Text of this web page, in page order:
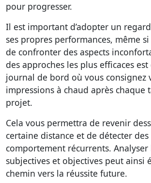
pour progresser.
Il est important d’adopter un regard
ses propres performances, même
de confronter des aspects
des approches les plus efficaces est
journal de bord où vous consignez
impressions à chaud après chaque
projet.
Cela vous permettra de revenir
certaine distance et de détecter des
comportement récurrents. Analyser
subjectives et objectives peut ainsi
chemin vers la réussite future.